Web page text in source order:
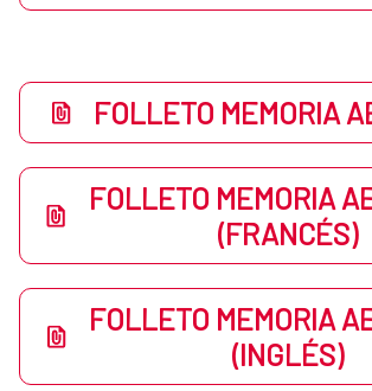
FOLLETO MEMORIA
FOLLETO MEMORIA
(FRANCÉS)
FOLLETO MEMORIA
(INGLÉS)